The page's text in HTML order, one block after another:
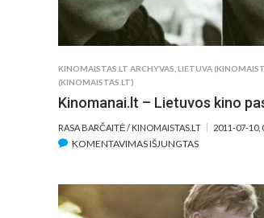
KINOMAISTAS.LT ARCHYVAS LIETUVA
(KINOMAISTAS.LT)
Kinomanai.lt – Lietuvos kino
RASA BARČAITĖ / KINOMAISTAS.LT 2011-07-10,
KOMENTAVIMAS IŠJUNGTASĮRAŠE
LIETUVOS
KINO